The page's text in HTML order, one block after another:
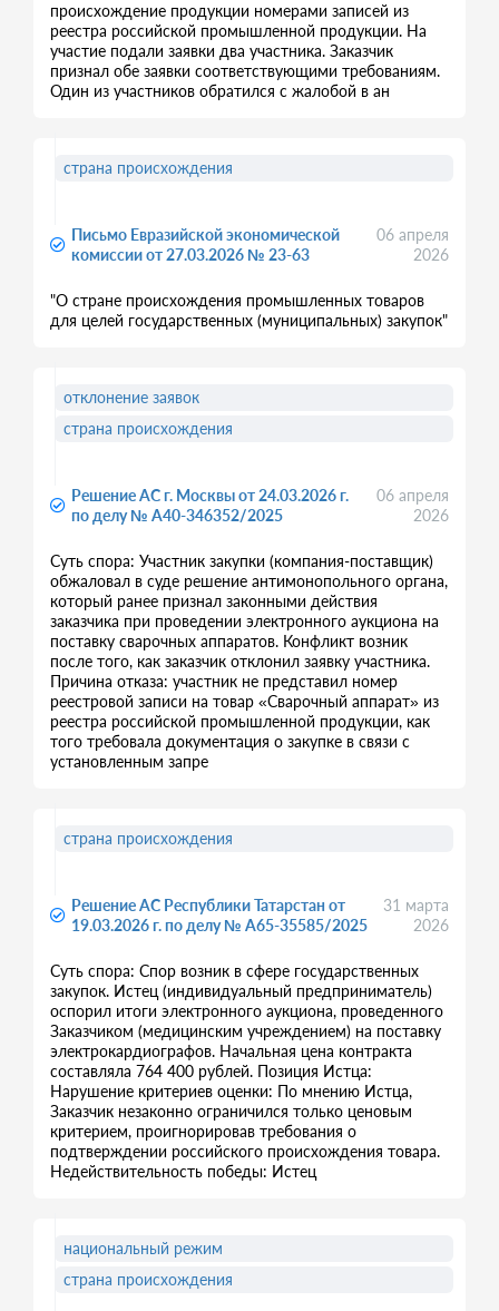
происхождение продукции номерами записей из
реестра российской промышленной продукции. На
участие подали заявки два участника. Заказчик
признал обе заявки соответствующими требованиям.
Один из участников обратился с жалобой в ан
Письмо Евразийской экономической
комиссии от 27.03.2026 № 23-63
06 апреля
2026
"О стране происхождения промышленных товаров
для целей государственных (муниципальных) закупок"
страна происхождения
Решение АС г. Москвы от 24.03.2026 г.
по делу № А40-346352/2025
06 апреля
2026
Суть спора: Участник закупки (компания-поставщик)
обжаловал в суде решение антимонопольного органа,
который ранее признал законными действия
заказчика при проведении электронного аукциона на
поставку сварочных аппаратов. Конфликт возник
после того, как заказчик отклонил заявку участника.
Причина отказа: участник не представил номер
реестровой записи на товар «Сварочный аппарат» из
реестра российской промышленной продукции, как
того требовала документация о закупке в связи с
установленным запре
отклонение заявок
страна происхождения
Решение АС Республики Татарстан от
19.03.2026 г. по делу № А65-35585/2025
31 марта
2026
Суть спора: Спор возник в сфере государственных
закупок. Истец (индивидуальный предприниматель)
оспорил итоги электронного аукциона, проведенного
Заказчиком (медицинским учреждением) на поставку
электрокардиографов. Начальная цена контракта
составляла 764 400 рублей. Позиция Истца:
Нарушение критериев оценки: По мнению Истца,
Заказчик незаконно ограничился только ценовым
критерием, проигнорировав требования о
подтверждении российского происхождения товара.
Недействительность победы: Истец
страна происхождения
национальный режим
страна происхождения